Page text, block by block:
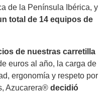
de la Península Ibérica, y
total de 14 equipos de
de nuestras carretilla
euros al año, la carga de
ergonomía y respeto por
Azucarera® decidió